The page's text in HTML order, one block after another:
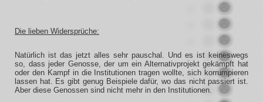
Die lieben Widersprüche:
Natürlich ist das jetzt alles sehr pauschal. Und es ist keineswegs
so, dass jeder Genosse, der um ein Alternativprojekt gekämpft hat
oder den Kampf in die Institutionen tragen wollte, sich korrumpieren
lassen hat. Es gibt genug Beispiele dafür, wo das nicht passiert ist.
Aber diese Genossen sind nicht mehr in den Institutionen.